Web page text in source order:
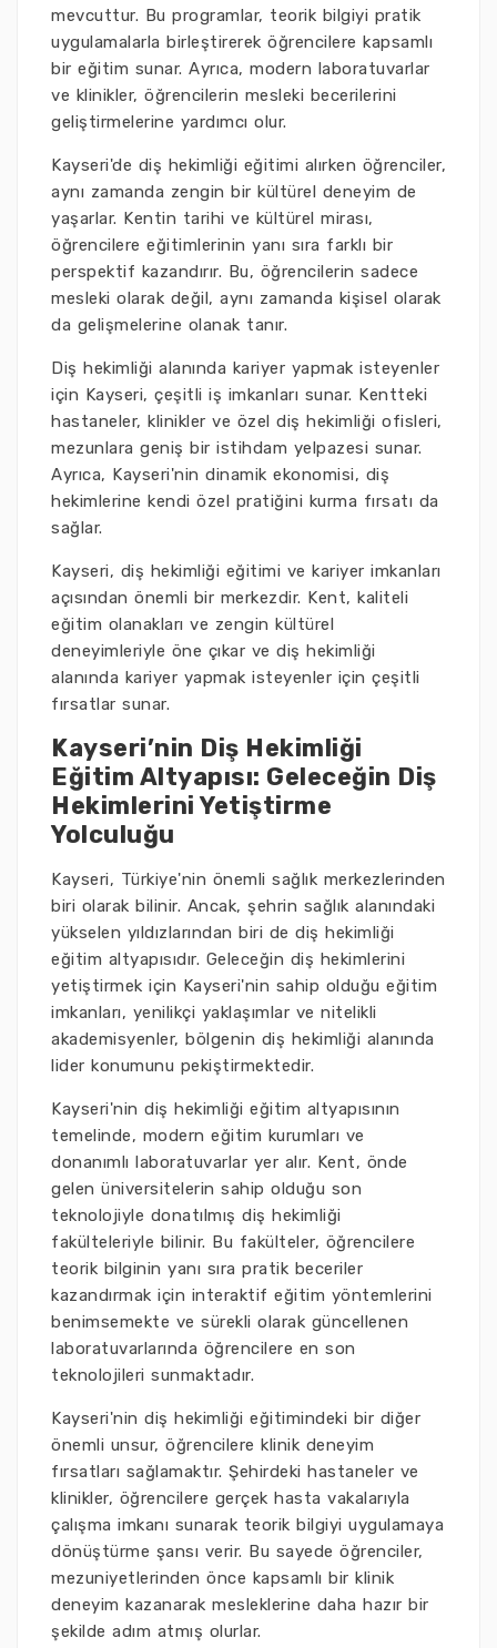
mevcuttur. Bu programlar, teorik bilgiyi pratik
uygulamalarla birleştirerek öğrencilere kapsamlı
bir eğitim sunar. Ayrıca, modern laboratuvarlar
ve klinikler, öğrencilerin mesleki becerilerini
geliştirmelerine yardımcı olur.
Kayseri'de diş hekimliği eğitimi alırken öğrenciler,
aynı zamanda zengin bir kültürel deneyim de
yaşarlar. Kentin tarihi ve kültürel mirası,
öğrencilere eğitimlerinin yanı sıra farklı bir
perspektif kazandırır. Bu, öğrencilerin sadece
mesleki olarak değil, aynı zamanda kişisel olarak
da gelişmelerine olanak tanır.
Diş hekimliği alanında kariyer yapmak isteyenler
için Kayseri, çeşitli iş imkanları sunar. Kentteki
hastaneler, klinikler ve özel diş hekimliği ofisleri,
mezunlara geniş bir istihdam yelpazesi sunar.
Ayrıca, Kayseri'nin dinamik ekonomisi, diş
hekimlerine kendi özel pratiğini kurma fırsatı da
sağlar.
Kayseri, diş hekimliği eğitimi ve kariyer imkanları
açısından önemli bir merkezdir. Kent, kaliteli
eğitim olanakları ve zengin kültürel
deneyimleriyle öne çıkar ve diş hekimliği
alanında kariyer yapmak isteyenler için çeşitli
fırsatlar sunar.
Kayseri’nin Diş Hekimliği
Eğitim Altyapısı: Geleceğin Diş
Hekimlerini Yetiştirme
Yolculuğu
Kayseri, Türkiye'nin önemli sağlık merkezlerinden
biri olarak bilinir. Ancak, şehrin sağlık alanındaki
yükselen yıldızlarından biri de diş hekimliği
eğitim altyapısıdır. Geleceğin diş hekimlerini
yetiştirmek için Kayseri'nin sahip olduğu eğitim
imkanları, yenilikçi yaklaşımlar ve nitelikli
akademisyenler, bölgenin diş hekimliği alanında
lider konumunu pekiştirmektedir.
Kayseri'nin diş hekimliği eğitim altyapısının
temelinde, modern eğitim kurumları ve
donanımlı laboratuvarlar yer alır. Kent, önde
gelen üniversitelerin sahip olduğu son
teknolojiyle donatılmış diş hekimliği
fakülteleriyle bilinir. Bu fakülteler, öğrencilere
teorik bilginin yanı sıra pratik beceriler
kazandırmak için interaktif eğitim yöntemlerini
benimsemekte ve sürekli olarak güncellenen
laboratuvarlarında öğrencilere en son
teknolojileri sunmaktadır.
Kayseri'nin diş hekimliği eğitimindeki bir diğer
önemli unsur, öğrencilere klinik deneyim
fırsatları sağlamaktır. Şehirdeki hastaneler ve
klinikler, öğrencilere gerçek hasta vakalarıyla
çalışma imkanı sunarak teorik bilgiyi uygulamaya
dönüştürme şansı verir. Bu sayede öğrenciler,
mezuniyetlerinden önce kapsamlı bir klinik
deneyim kazanarak mesleklerine daha hazır bir
şekilde adım atmış olurlar.